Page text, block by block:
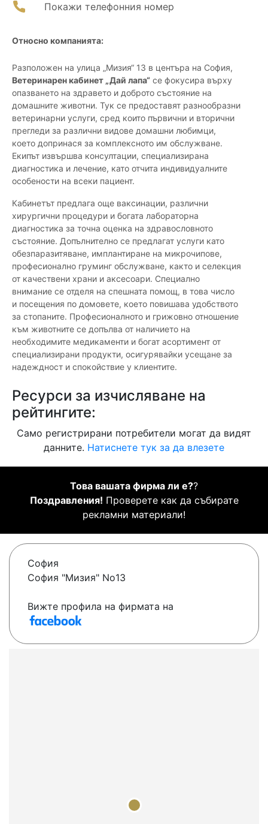
Покажи телефонния номер
Относно компанията:
Разположен на улица „Мизия“ 13 в центъра на София,
Ветеринарен кабинет „Дай лапа“ се фокусира върху
опазването на здравето и доброто състояние на
домашните животни. Тук се предоставят разнообразни
ветеринарни услуги, сред които първични и вторични
прегледи за различни видове домашни любимци,
което допринася за комплексното им обслужване.
Екипът извършва консултации, специализирана
диагностика и лечение, като отчита индивидуалните
особености на всеки пациент.
Кабинетът предлага още ваксинации, различни
хирургични процедури и богата лабораторна
диагностика за точна оценка на здравословното
състояние. Допълнително се предлагат услуги като
обезпаразитяване, имплантиране на микрочипове,
професионално груминг обслужване, както и селекция
от качествени храни и аксесоари. Специално
внимание се отделя на спешната помощ, в това число
и посещения по домовете, което повишава удобството
за стопаните. Професионалното и грижовно отношение
към животните се допълва от наличието на
необходимите медикаменти и богат асортимент от
специализирани продукти, осигурявайки усещане за
надеждност и спокойствие у клиентите.
Ресурси за изчисляване на
рейтингите:
Само регистрирани потребители могат да видят
данните. Натиснете тук за да влезете
Това вашата фирма ли е??
Поздравления! Проверете как да събирате
рекламни материали!
София
София "Мизия" No13
Вижте профила на фирмата на